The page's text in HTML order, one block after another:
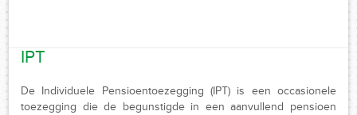
IPT
De Individuele Pensioentoezegging (IPT) is een occasionele
toezegging die de begunstigde in een aanvullend pensioen